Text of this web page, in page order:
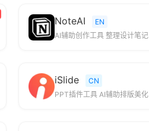
NoteAI
EN
AI辅助创作工具 整理设计笔记
iSlide
CN
PPT插件工具 AI辅助排版美化